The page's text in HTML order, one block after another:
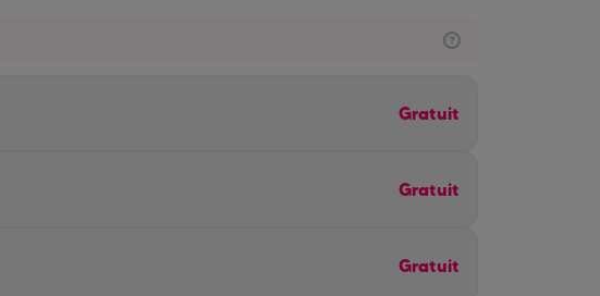
Gratuit
Gratuit
Gratuit